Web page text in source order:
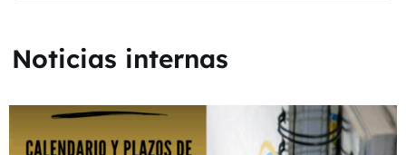
Noticias internas